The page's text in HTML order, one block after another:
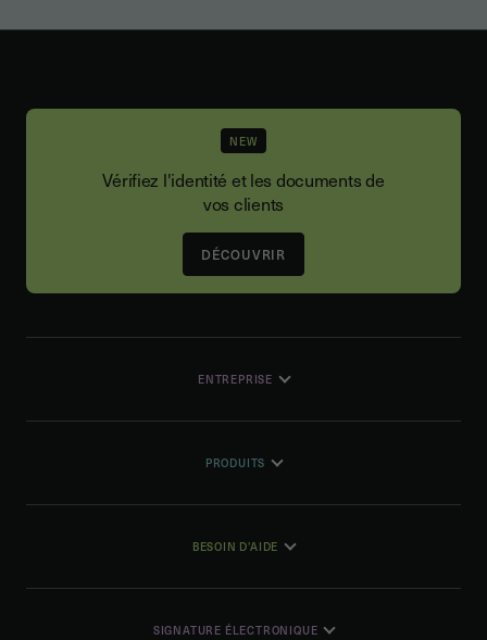
NEW
Vérifiez l'identité et les documents de
vos clients
DÉCOUVRIR
ENTREPRISE
PRODUITS
BESOIN D'AIDE
SIGNATURE ÉLECTRONIQUE